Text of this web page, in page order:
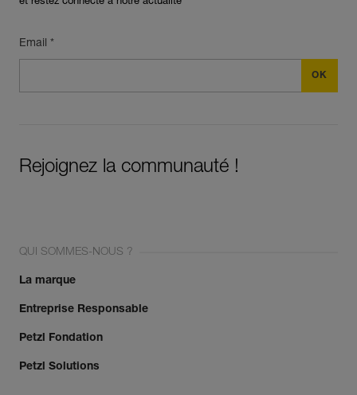
Email *
Rejoignez la communauté !
QUI SOMMES-NOUS ?
La marque
Entreprise Responsable
Petzl Fondation
Petzl Solutions